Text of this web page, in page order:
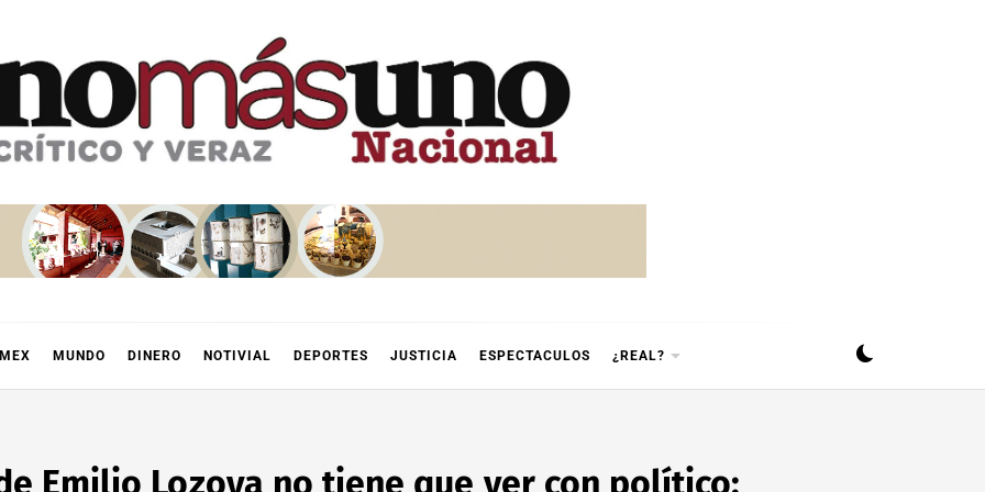
MUNDO DINERO NOTIVIAL DEPORTES JUSTICIA ESPECTACULOS ¿REAL?
Emilio Lozoya no tiene que ver con político: